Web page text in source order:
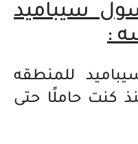
سيباميد
:
للمنطقه
كنت حاملًا حتى